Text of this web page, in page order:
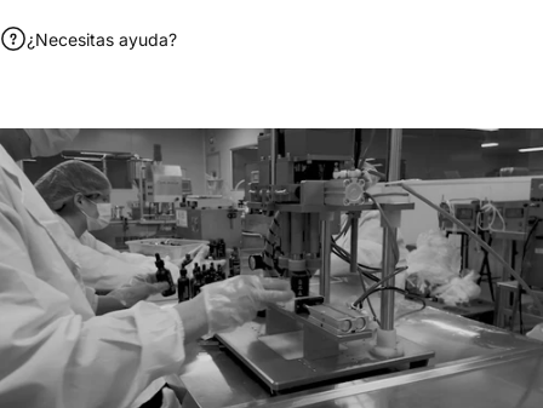
¿Necesitas ayuda?